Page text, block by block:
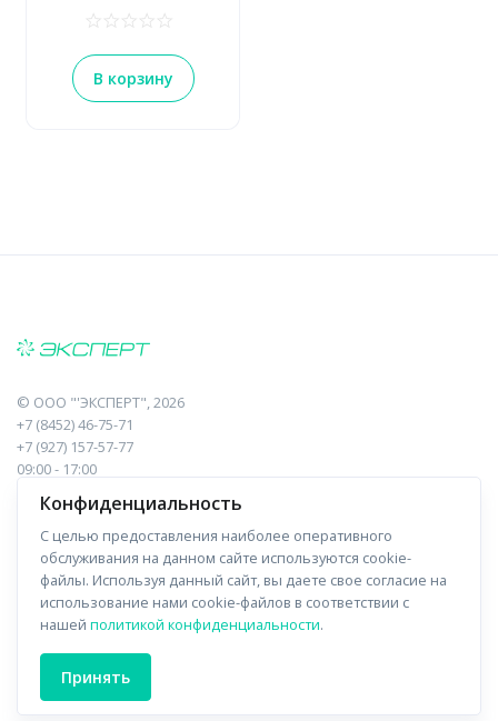
В корзину
© ООО "'ЭКСПЕРТ", 2026
+7 (8452) 46-75-71
+7 (927) 157-57-77
09:00 - 17:00
410017, Саратов, Пугачева, 10 к1, оф.23
Навигация
Прайс-лист
Отзывы
Форма связи
Информация
О компании
Доставка
Конфиденциальность
С целью предоставления наиболее оперативного
обслуживания на данном сайте используются cookie-
файлы. Используя данный сайт, вы даете свое согласие на
использование нами cookie-файлов в соответствии с
нашей политикой конфиденциальности.
Принять